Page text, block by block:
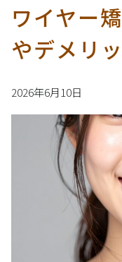
ワイヤー
やデメリ
2026年6月10日